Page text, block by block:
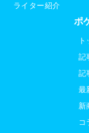
ライター紹介
ポ
記
記
最
新
コ